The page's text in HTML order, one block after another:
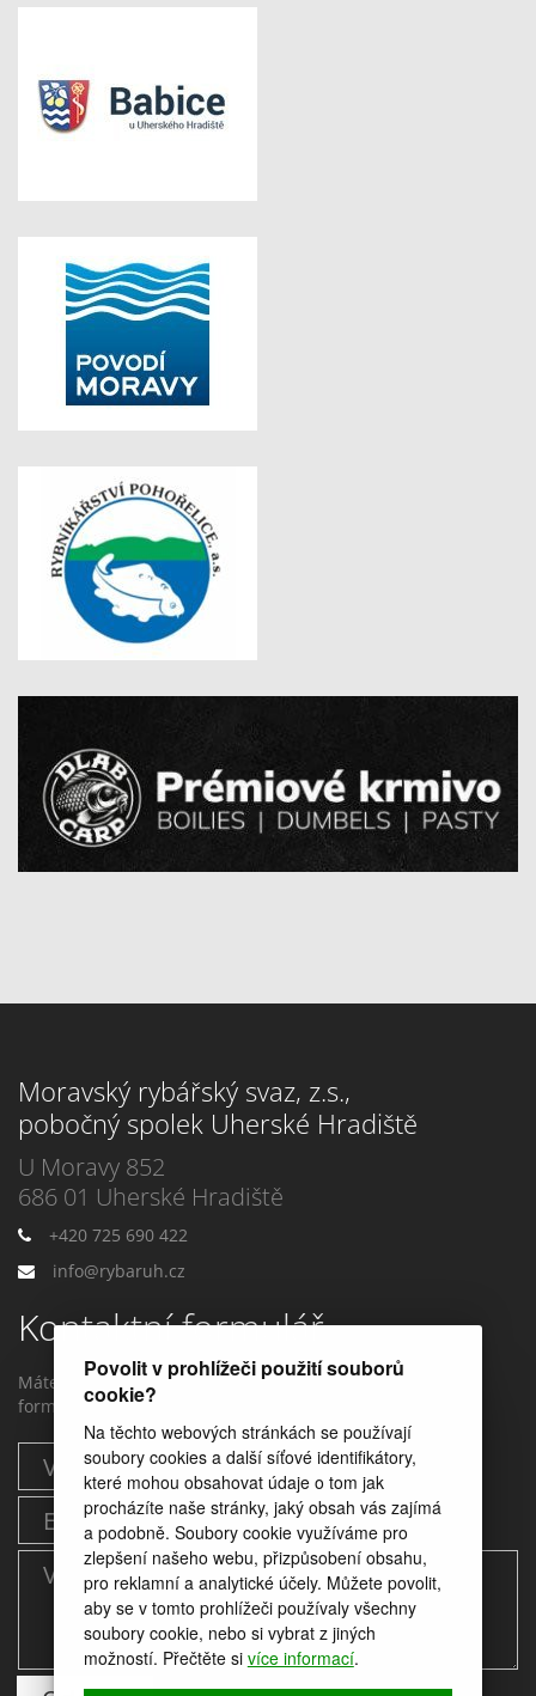
Povolit v prohlížeči použití souborů
cookie?
Na těchto webových stránkách se používají
soubory cookies a další síťové identifikátory,
které mohou obsahovat údaje o tom jak
procházíte naše stránky, jaký obsah vás zajímá
a podobně. Soubory cookie využíváme pro
zlepšení našeho webu, přizpůsobení obsahu,
pro reklamní a analytické účely. Můžete povolit,
aby se v tomto prohlížeči používaly všechny
soubory cookie, nebo si vybrat z jiných
možností. Přečtěte si více informací.
Moravský rybářský svaz, z.s.,
pobočný spolek Uherské Hradiště
U Moravy 852
686 01 Uherské Hradiště
+420 725 690 422
info@rybaruh.cz
Kontaktní formulář
Máte dotaz? Můžete nám napstat prostřednictvím tohoto
formuláře.